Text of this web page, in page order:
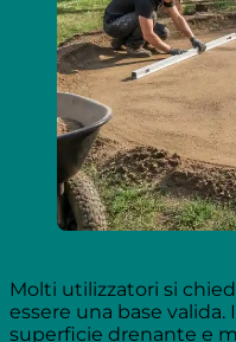
Molti utilizzatori si
essere una base
superficie drenante e